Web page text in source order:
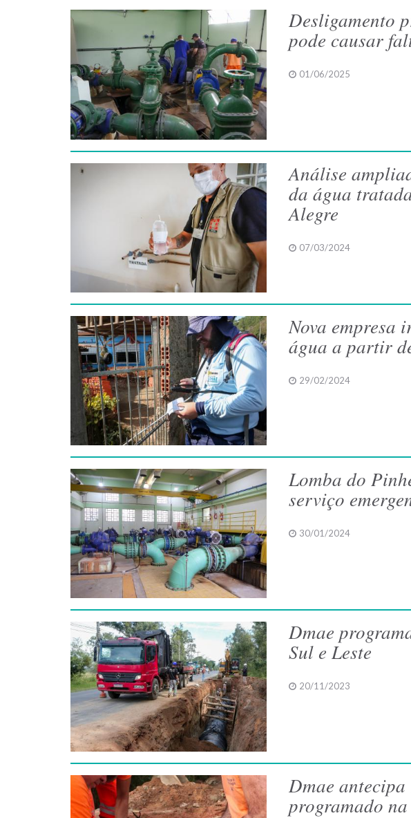
Desligamento
pode causar
01/06/2025
Análise
da água
Alegre
07/03/2024
Nova empresa
água a partir
29/02/2024
Lomba do
serviço
30/01/2024
Dmae
Sul e Leste
20/11/2023
Dmae
programado